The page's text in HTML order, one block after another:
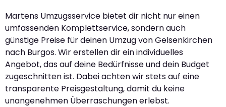
Martens Umzugsservice bietet dir nicht nur einen
umfassenden Komplettservice, sondern auch
günstige Preise für deinen Umzug von Gelsenkirchen
nach Burgos. Wir erstellen dir ein individuelles
Angebot, das auf deine Bedürfnisse und dein Budget
zugeschnitten ist. Dabei achten wir stets auf eine
transparente Preisgestaltung, damit du keine
unangenehmen Überraschungen erlebst.